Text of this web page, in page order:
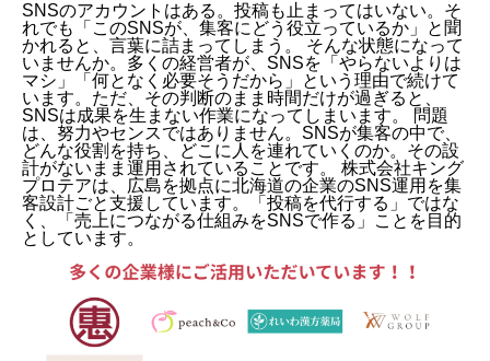
SNSのアカウントはある。投稿も止まってはいない。そ
れでも「このSNSが、集客にどう役立っているか」と聞
かれると、言葉に詰まってしまう。 そんな状態になって
いませんか。多くの経営者が、SNSを「やらないよりは
マシ」「何となく必要そうだから」という理由で続けて
います。ただ、その判断のまま時間だけが過ぎると、
SNSは成果を生まない作業になってしまいます。 問題
は、努力やセンスではありません。SNSが集客の中で、
どんな役割を持ち、どこに人を連れていくのか。その設
計がないまま運用されていることです。 株式会社キング
プロテアは、広島を拠点に北海道の企業のSNS運用を集
客設計ごと支援しています。「投稿を代行する」ではな
く、「売上につながる仕組みをSNSで作る」ことを目的
としています。